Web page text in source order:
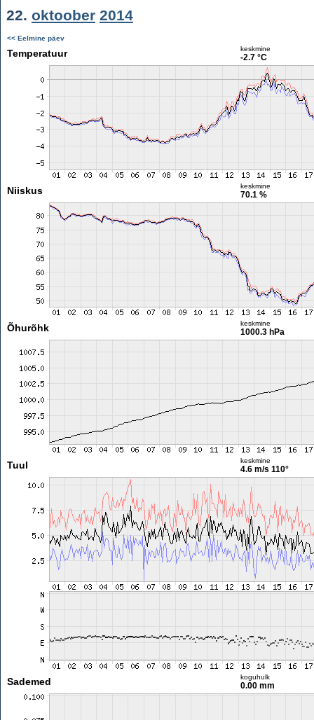
22. oktoober 2014
<< Eelmine päev
Temperatuur keskmine
-2.7 °C
Niiskus keskmine
70.1 %
Õhurõhk keskmine
1000.3 hPa
Tuul keskmine
4.6 m/s 110°
Sademed koguhulk
0.00 mm